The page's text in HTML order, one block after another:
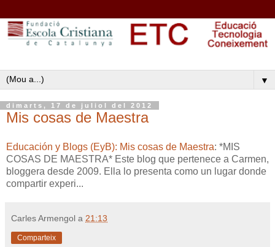
▼
dimarts, 17 de juliol del 2012
Mis cosas de Maestra
Educación y Blogs (EyB): Mis cosas de Maestra: *MIS
COSAS DE MAESTRA* Este blog que pertenece a Carmen,
bloggera desde 2009. Ella lo presenta como un lugar donde
compartir experi...
Carles Armengol a 21:13
Comparteix